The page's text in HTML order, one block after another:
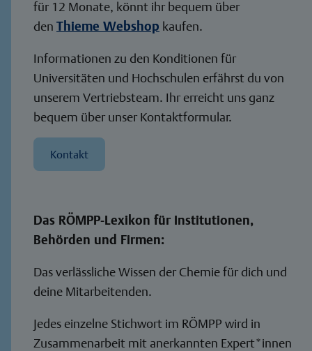
für 12 Monate, könnt ihr bequem über
den Thieme Webshop kaufen.
Informationen zu den Konditionen für
Universitäten und Hochschulen erfährst du von
unserem Vertriebsteam. Ihr erreicht uns ganz
bequem über unser Kontaktformular.
Kontakt
Das RÖMPP-Lexikon für Institutionen,
Behörden und Firmen:
Das verlässliche Wissen der Chemie für dich und
deine Mitarbeitenden.
Jedes einzelne Stichwort im RÖMPP wird in
Zusammenarbeit mit anerkannten Expert*innen